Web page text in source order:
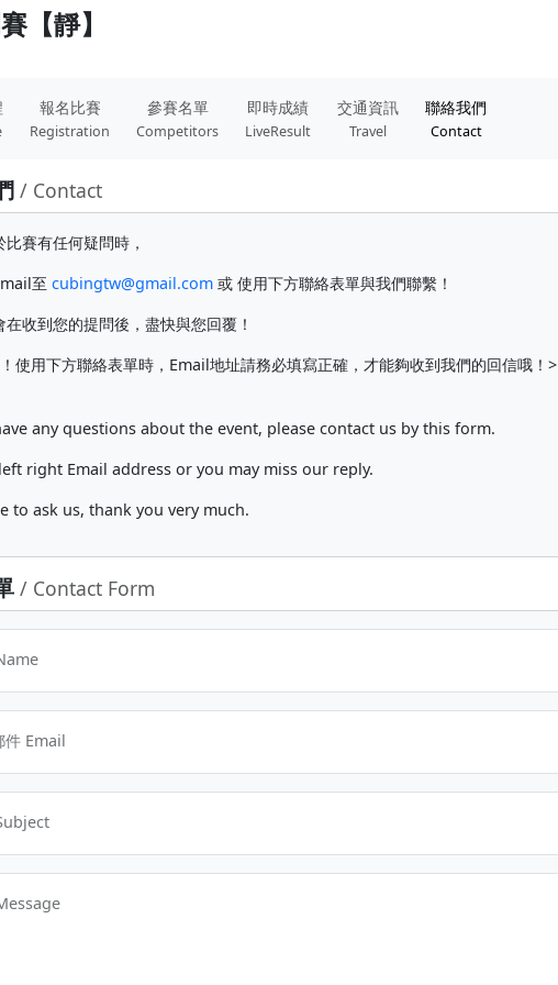
【靜】
報名比賽
Registration
參賽名單
Competitors
即時成績
LiveResult
交通資訊
Travel
聯絡我們
Contact
/ Contact
比賽有任何疑問時，
至 cubingtw@gmail.com 或 使用下方聯絡表單與我們聯繫！
在收到您的提問後，盡快與您回覆！
使用下方聯絡表單時，Email地址請務必填寫正確，才能夠收到我們的回信哦！>
any questions about the event, please contact us by this form.
right Email address or you may miss our reply.
to ask us, thank you very much.
/ Contact Form
件 Email